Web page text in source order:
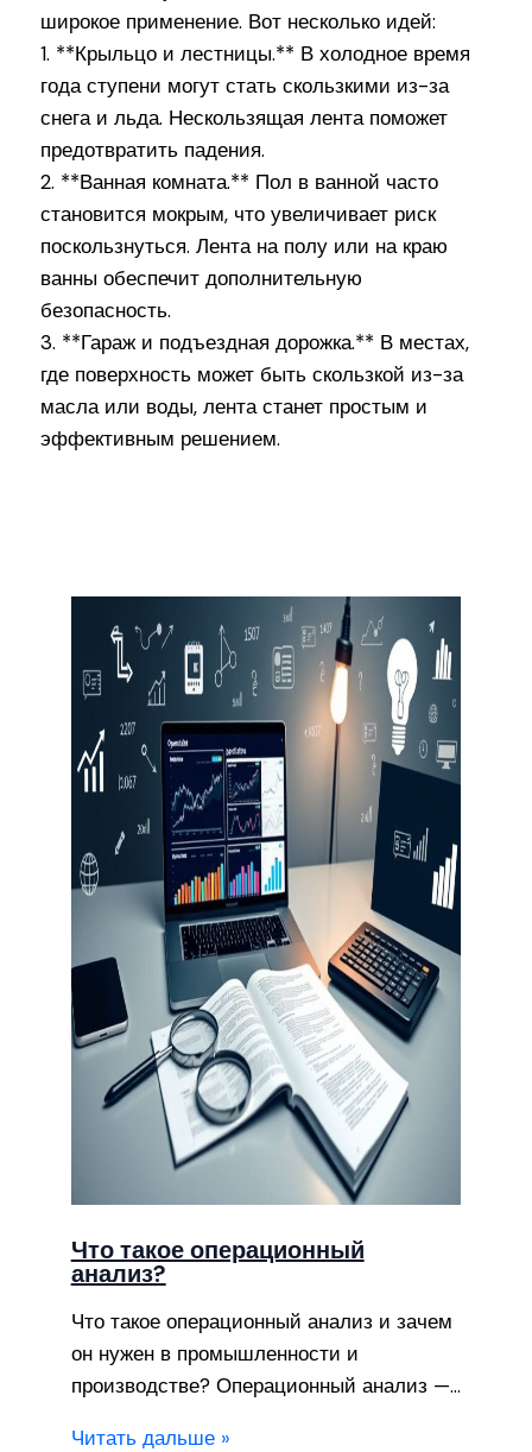
широкое применение. Вот несколько идей:
1. **Крыльцо и лестницы.** В холодное время
года ступени могут стать скользкими из-за
снега и льда. Нескользящая лента поможет
предотвратить падения.
2. **Ванная комната.** Пол в ванной часто
становится мокрым, что увеличивает риск
поскользнуться. Лента на полу или на краю
ванны обеспечит дополнительную
безопасность.
3. **Гараж и подъездная дорожка.** В местах,
где поверхность может быть скользкой из-за
масла или воды, лента станет простым и
эффективным решением.
Что такое операционный
анализ?
Что такое операционный анализ и зачем
он нужен в промышленности и
производстве? Операционный анализ —…
Читать дальше »